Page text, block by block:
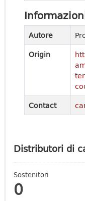
Distributori di
Sostenitori
0
Autore
Origin
Contact